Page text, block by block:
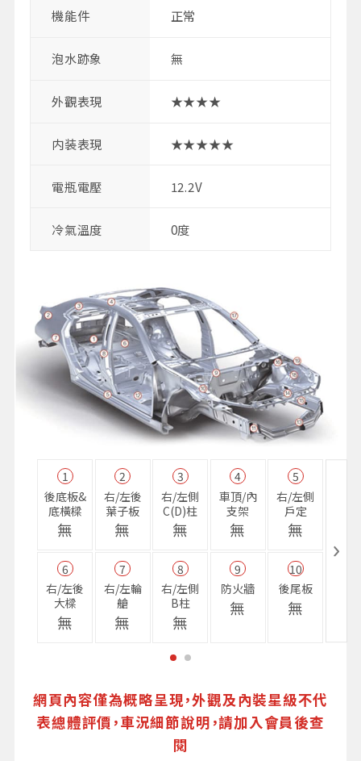
機能件 正常
泡水跡象 無
外觀表現 ★★★★
内装表現 ★★★★★
電瓶電壓 12.2V
冷氣溫度 0度
1
後底板&
底橫樑
無
2
右/左後
葉子板
無
3
右/左側
C(D)柱
無
4
車頂/內
支架
無
5
右/左側
戶定
無
6
右/左後
大樑
無
7
右/左輪
艙
無
8
右/左側
B柱
無
9
防火牆
無
10
後尾板
無
網頁內容僅為概略呈現，外觀及內裝星級不代
表總體評價，車況細節說明，請加入會員後查
閱